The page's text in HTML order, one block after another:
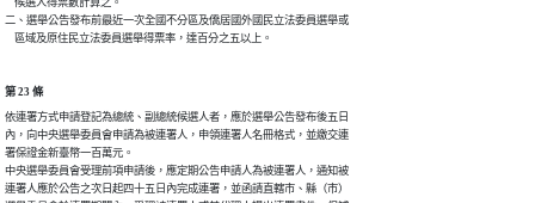
二、選舉公告發布前最近一次全國不分區及僑居國外國民立法委員選舉或
    區域及原住民立法委員選舉得票率，達百分之五以上。
第 23 條
依連署方式申請登記為總統、副總統候選人者，應於選舉公告發布後五日
內，向中央選舉委員會申請為被連署人，申領連署人名冊格式，並繳交連
署保證金新臺幣一百萬元。
中央選舉委員會受理前項申請後，應定期公告申請人為被連署人，通知被
連署人應於公告之次日起四十五日內完成連署，並函請直轄市、縣（市）